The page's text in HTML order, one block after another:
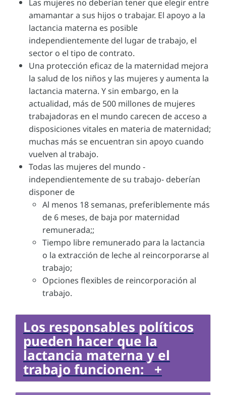
Las mujeres no deberían tener que elegir entre
amamantar a sus hijos o trabajar. El apoyo a la
lactancia materna es posible
independientemente del lugar de trabajo, el
sector o el tipo de contrato.
Una protección eficaz de la maternidad mejora
la salud de los niños y las mujeres y aumenta la
lactancia materna. Y sin embargo, en la
actualidad, más de 500 millones de mujeres
trabajadoras en el mundo carecen de acceso a
disposiciones vitales en materia de maternidad;
muchas más se encuentran sin apoyo cuando
vuelven al trabajo.
Todas las mujeres del mundo -
independientemente de su trabajo- deberían
disponer de
Al menos 18 semanas, preferiblemente más
de 6 meses, de baja por maternidad
remunerada;;
Tiempo libre remunerado para la lactancia
o la extracción de leche al reincorporarse al
trabajo;
Opciones flexibles de reincorporación al
trabajo.
Los responsables políticos
pueden hacer que la
lactancia materna y el
trabajo funcionen: +